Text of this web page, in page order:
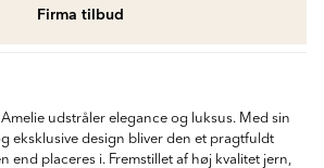
Firma tilbud
udstråler elegance og luksus. Med sin
eksklusive design bliver den et pragtfuldt
end placeres i. Fremstillet af høj kvalitet jern,